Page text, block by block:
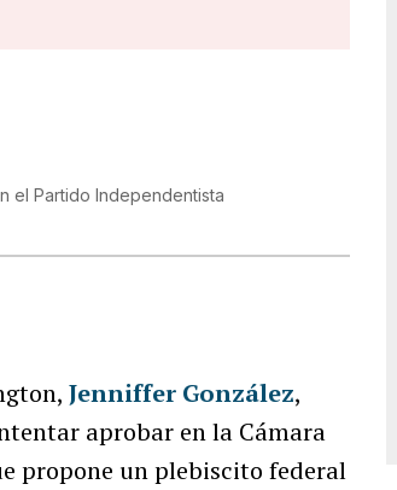
el Partido Independentista
Jenniffer González,
aprobar en la Cámara
propone un plebiscito federal